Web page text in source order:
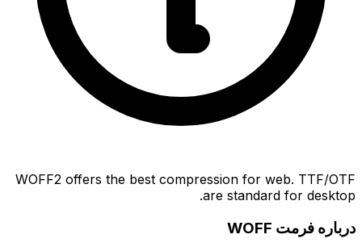
WOFF2 offers the best compression for web. TTF/OTF
are standard for desktop.
درباره فرمت WOFF